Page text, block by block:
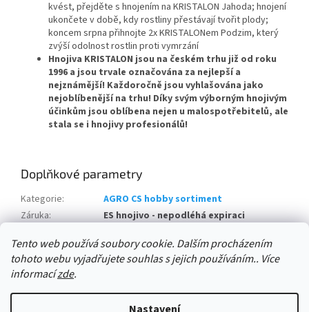
Tento web používá soubory cookie. Dalším procházením
tohoto webu vyjadřujete souhlas s jejich používáním.. Více
informacízde.
kvést, přejděte s hnojením na KRISTALON Jahoda; hnojení
ukončete v době, kdy rostliny přestávají tvořit plody;
koncem srpna přihnojte 2x KRISTALONem Podzim, který
zvýší odolnost rostlin proti vymrzání
Hnojiva KRISTALON jsou na českém trhu již od roku
1996 a jsou trvale označována za nejlepší a
nejznámější! Každoročně jsou vyhlašována jako
nejoblíbenější na trhu! Díky svým výborným hnojivým
účinkům jsou oblíbena nejen u malospotřebitelů, ale
stala se i hnojivy profesionálů!
Doplňkové parametry
Kategorie:
AGRO CS hobby sortiment
Záruka:
ES hnojivo - nepodléhá expiraci